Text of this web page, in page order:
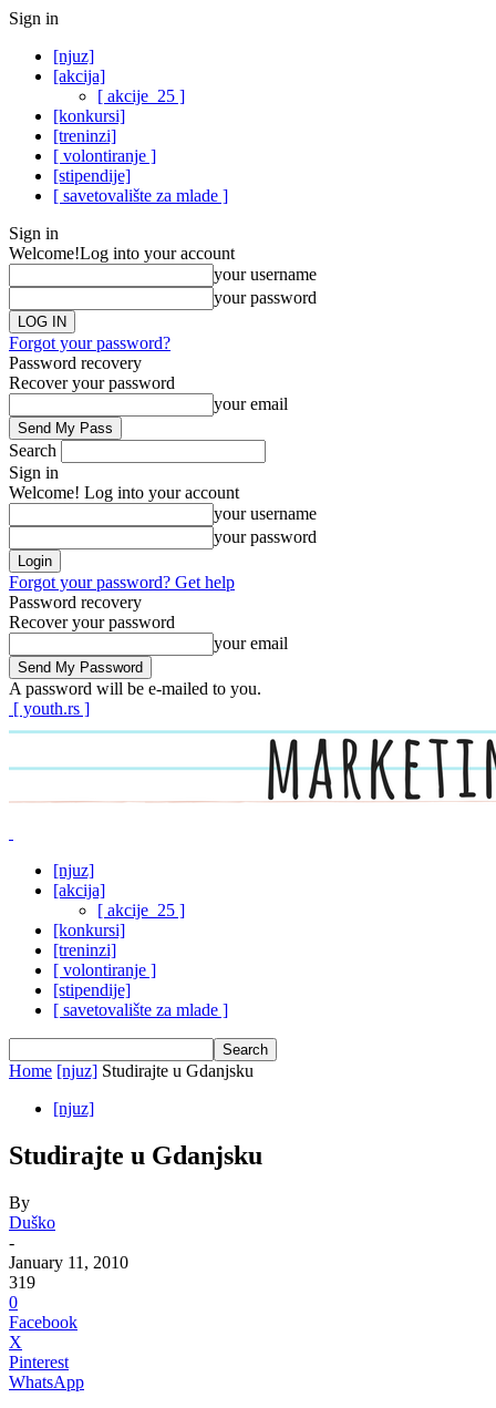
Sign in
[njuz]
[akcija]
[ akcije_25 ]
[konkursi]
[treninzi]
[ volontiranje ]
[stipendije]
[ savetovalište za mlade ]
Sign in
Welcome!Log into your account
your username
your password
Forgot your password?
Password recovery
Recover your password
your email
Search
Sign in
Welcome! Log into your account
your username
your password
Forgot your password? Get help
Password recovery
Recover your password
your email
A password will be e-mailed to you.
[ youth.rs ]
[njuz]
[akcija]
[ akcije_25 ]
[konkursi]
[treninzi]
[ volontiranje ]
[stipendije]
[ savetovalište za mlade ]
Home [njuz] Studirajte u Gdanjsku
[njuz]
Studirajte u Gdanjsku
By
Duško
-
January 11, 2010
319
0
Facebook
X
Pinterest
WhatsApp